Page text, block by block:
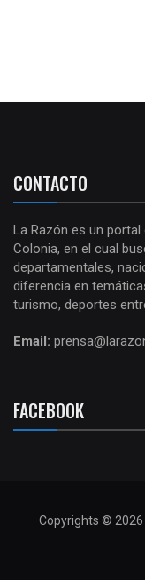
CONTACTO
La Razón es un
Colonia, en el cual
departamentales,
diferencia en
turismo, deportes
Email:
FACEBOOK
Copyrights © 2026